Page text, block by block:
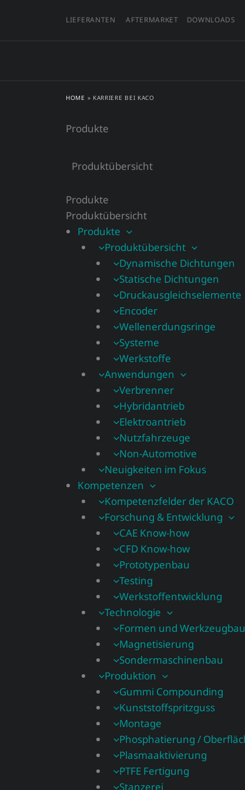
springen
LIEFERANTEN AFTERMARKET DOWNLOADS
HOME » KARRIERE BEI KACO
Produkte
Produktübersicht
Produkte
Produktübersicht
Produkte
Produktübersicht
Dynamische Dichtungen
Statische Dichtungen
Druckausgleichselemente
Encoder
Wellenerdungsringe
Systeme
Werkstoffe
Anwendungen
Verbrenner
Hybridantrieb
Elektroantrieb
Nutzfahrzeuge
Non-Automotive
Neuigkeiten im Fokus
Kompetenzen
Kompetenzfelder der KACO
Forschung & Entwicklung
CAE Know-how
CFD Know-how​
Prototypenbau
Testing
Werkstoffentwicklung
Technologie
Formen und Werkzeugbau
Magnetisierung
Sondermaschinenbau
Produktion
Gummi Compounding
Kunststoffspritzguss
Montage
Phosphatierung /
Plasmaaktivierung
PTFE Fertigung
Stanzerei